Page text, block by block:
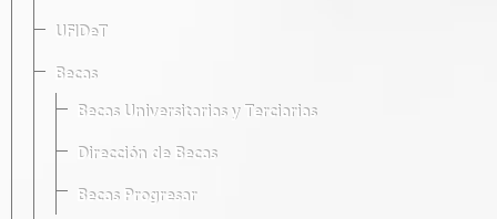
UFIDeT
Becas
Becas Universitarias y Terciarias
Dirección de Becas
Becas Progresar